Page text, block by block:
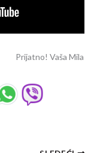
Prijatno! Vaša Mila
×